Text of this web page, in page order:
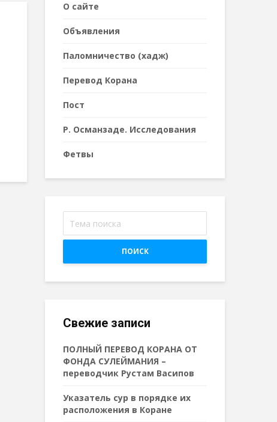
О сайте
Объявления
Паломничество (хадж)
Перевод Корана
Пост
Р. Османзаде. Исследования
Фетвы
ПОИСК
Свежие записи
ПОЛНЫЙ ПЕРЕВОД КОРАНА ОТ
ФОНДА СУЛЕЙМАНИЯ –
переводчик Рустам Васипов
Указатель сур в порядке их
расположения в Коране